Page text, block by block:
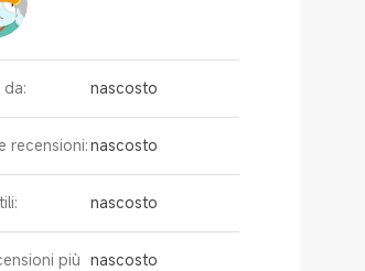
nascosto
recensioni:nascosto
nascosto
più nascosto